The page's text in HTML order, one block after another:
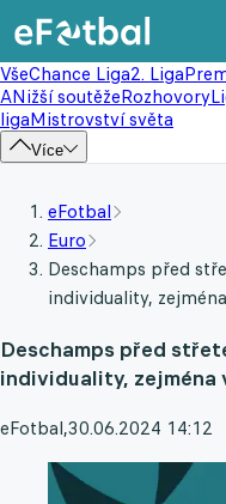
VšeChance Liga2. Liga
ANižší soutěžeRozhovory
ligaMistrovství světa
Více
eFotbal
Euro
Deschamps před
individuality,
Deschamps před
individuality, zejména
eFotbal,30.06.2024 14:12